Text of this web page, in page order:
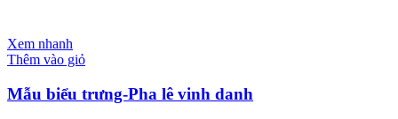
Xem nhanh
Thêm vào giỏ
Mẫu biểu trưng-Pha lê vinh danh